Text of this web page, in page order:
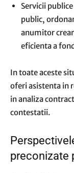
Servicii
public,
anumitor
eficienta a
In toate aceste
oferi asistenta in
in analiza
contestatii.
preconizate